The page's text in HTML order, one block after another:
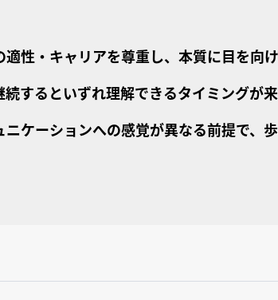
適性・キャリアを尊重し、本質に目を向
続するといずれ理解できるタイミングが
ニケーションへの感覚が異なる前提で、